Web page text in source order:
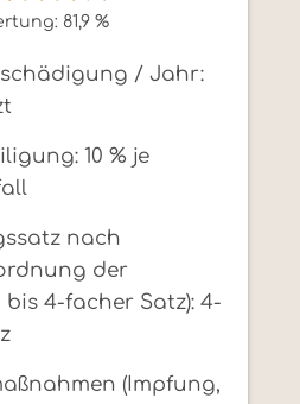
81,9 %
/ Jahr:
10 % je
nach
der
bis 4-facher Satz): 4-
(Impfung,